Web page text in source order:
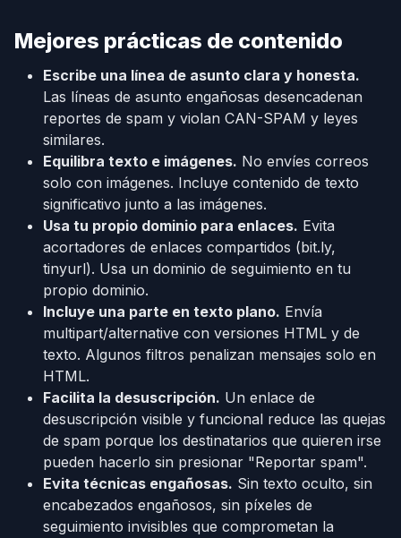
Mejores prácticas de contenido
Escribe una línea de asunto clara y honesta.
Las líneas de asunto engañosas desencadenan
reportes de spam y violan CAN-SPAM y leyes
similares.
Equilibra texto e imágenes. No envíes correos
solo con imágenes. Incluye contenido de texto
significativo junto a las imágenes.
Usa tu propio dominio para enlaces. Evita
acortadores de enlaces compartidos (bit.ly,
tinyurl). Usa un dominio de seguimiento en tu
propio dominio.
Incluye una parte en texto plano. Envía
multipart/alternative con versiones HTML y de
texto. Algunos filtros penalizan mensajes solo en
HTML.
Facilita la desuscripción. Un enlace de
desuscripción visible y funcional reduce las quejas
de spam porque los destinatarios que quieren irse
pueden hacerlo sin presionar "Reportar spam".
Evita técnicas engañosas. Sin texto oculto, sin
encabezados engañosos, sin píxeles de
seguimiento invisibles que comprometan la